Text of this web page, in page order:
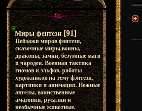
Миры фентези [91]
Пейзажи миров фэнтези,
сказочные миры,воины,
драконы, замки, безумные маги
и чародеи. Военная тактика
гномов и эльфов, работы
художников на тему фэнтези,
картинки и анимация. Нежные
ангелы, воинственные
амазонки, русалки и
необычные животные.